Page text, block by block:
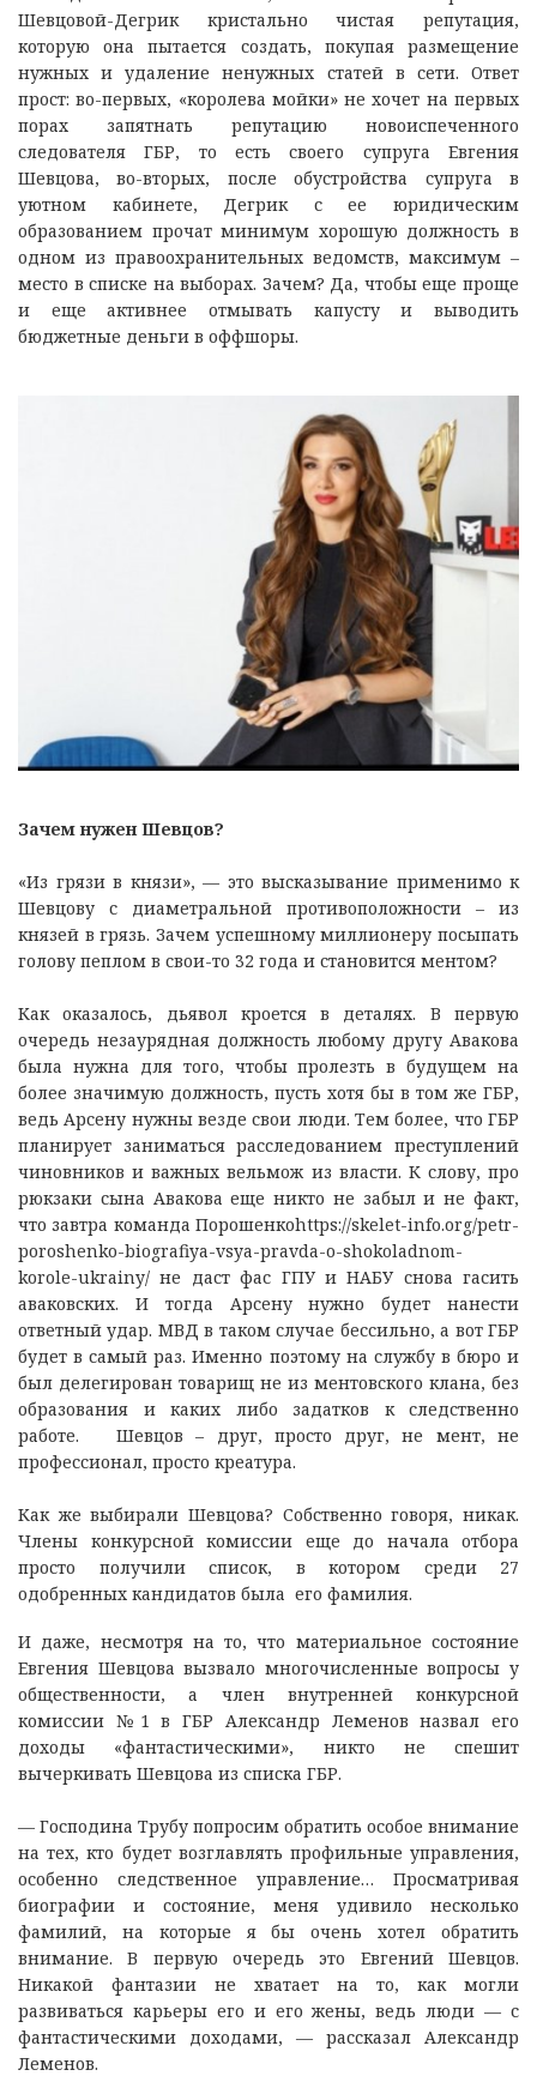
Шевцовой-Дегрик кристально чистая репутация,
которую она пытается создать, покупая размещение
нужных и удаление ненужных статей в сети. Ответ
прост: во-первых, «королева мойки» не хочет на первых
порах запятнать репутацию новоиспеченного
следователя ГБР, то есть своего супруга Евгения
Шевцова, во-вторых, после обустройства супруга в
уютном кабинете, Дегрик с ее юридическим
образованием прочат минимум хорошую должность в
одном из правоохранительных ведомств, максимум –
место в списке на выборах. Зачем? Да, чтобы еще проще
и еще активнее отмывать капусту и выводить
бюджетные деньги в оффшоры.
Зачем нужен Шевцов?
«Из грязи в князи», — это высказывание применимо к
Шевцову с диаметральной противоположности – из
князей в грязь. Зачем успешному миллионеру посыпать
голову пеплом в свои-то 32 года и становится ментом?
Как оказалось, дьявол кроется в деталях. В первую
очередь незаурядная должность любому другу Авакова
была нужна для того, чтобы пролезть в будущем на
более значимую должность, пусть хотя бы в том же ГБР,
ведь Арсену нужны везде свои люди. Тем более, что ГБР
планирует заниматься расследованием преступлений
чиновников и важных вельмож из власти. К слову, про
рюкзаки сына Авакова еще никто не забыл и не факт,
что завтра команда Порошенкоhttps://skelet-info.org/petr-
poroshenko-biografiya-vsya-pravda-o-shokoladnom-
korole-ukrainy/ не даст фас ГПУ и НАБУ снова гасить
аваковских. И тогда Арсену нужно будет нанести
ответный удар. МВД в таком случае бессильно, а вот ГБР
будет в самый раз. Именно поэтому на службу в бюро и
был делегирован товарищ не из ментовского клана, без
образования и каких либо задатков к следственно
работе. Шевцов – друг, просто друг, не мент, не
профессионал, просто креатура.
Как же выбирали Шевцова? Собственно говоря, никак.
Члены конкурсной комиссии еще до начала отбора
просто получили список, в котором среди 27
одобренных кандидатов была его фамилия.
И даже, несмотря на то, что материальное состояние
Евгения Шевцова вызвало многочисленные вопросы у
общественности, а член внутренней конкурсной
комиссии №1 в ГБР Александр Леменов назвал его
доходы «фантастическими», никто не спешит
вычеркивать Шевцова из списка ГБР.
— Господина Трубу попросим обратить особое внимание
на тех, кто будет возглавлять профильные управления,
особенно следственное управление… Просматривая
биографии и состояние, меня удивило несколько
фамилий, на которые я бы очень хотел обратить
внимание. В первую очередь это Евгений Шевцов.
Никакой фантазии не хватает на то, как могли
развиваться карьеры его и его жены, ведь люди — с
фантастическими доходами, — рассказал Александр
Леменов.